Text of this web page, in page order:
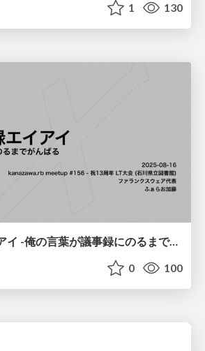
1 130
俺と議事録エイアイ -俺の言葉が議事録にのるまでがんばる-
0 100